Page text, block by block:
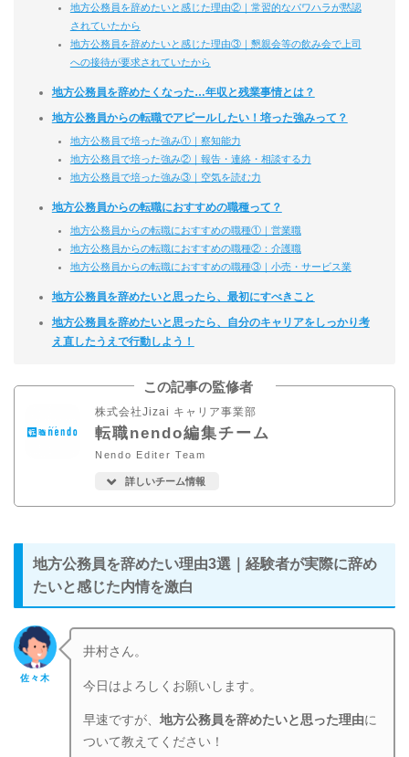
地方公務員を辞めたいと感じた理由②｜常習的なパワハラが黙認
されていたから
地方公務員を辞めたいと感じた理由③｜懇親会等の飲み会で上司
への接待が要求されていたから
地方公務員を辞めたくなった…年収と残業事情とは？
地方公務員からの転職でアピールしたい！培った強みって？
地方公務員で培った強み①｜察知能力
地方公務員で培った強み②｜報告・連絡・相談する力
地方公務員で培った強み③｜空気を読む力
地方公務員からの転職におすすめの職種って？
地方公務員からの転職におすすめの職種①｜営業職
地方公務員からの転職におすすめの職種②：介護職
地方公務員からの転職におすすめの職種③｜小売・サービス業
地方公務員を辞めたいと思ったら、最初にすべきこと
地方公務員を辞めたいと思ったら、自分のキャリアをしっかり考
え直したうえで行動しよう！
この記事の監修者
株式会社Jizai キャリア事業部
転職nendo編集チーム
Nendo Editer Team
詳しいチーム情報
地方公務員を辞めたい理由3選｜経験者が実際に辞め
たいと感じた内情を激白
佐々木
井村さん。
今日はよろしくお願いします。
早速ですが、地方公務員を辞めたいと思った理由に
ついて教えてください！